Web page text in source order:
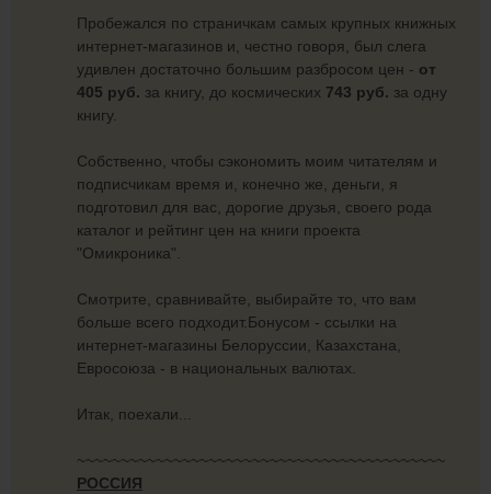
Пробежался по страничкам самых крупных книжных
интернет-магазинов и, честно говоря, был слега
удивлен достаточно большим разбросом цен - от
405 руб. за книгу, до космических 743 руб. за одну
книгу.
Собственно, чтобы сэкономить моим читателям и
подписчикам время и, конечно же, деньги, я
подготовил для вас, дорогие друзья, своего рода
каталог и рейтинг цен на книги проекта
"Омикроника".
Смотрите, сравнивайте, выбирайте то, что вам
больше всего подходит.Бонусом - ссылки на
интернет-магазины Белоруссии, Казахстана,
Евросоюза - в национальных валютах.
Итак, поехали...
~~~~~~~~~~~~~~~~~~~~~~~~~~~~~~~~~~~~~~~~~~
РОССИЯ